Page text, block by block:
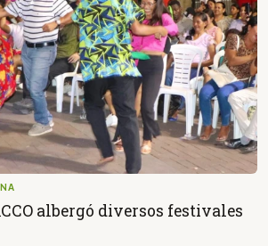
albergó diversos festivales